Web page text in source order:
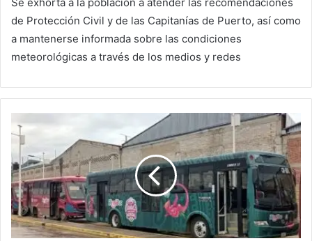
de Protección Civil y de las Capitanías de Puerto, así como
a mantenerse informada sobre las condiciones
meteorológicas a través de los medios y redes